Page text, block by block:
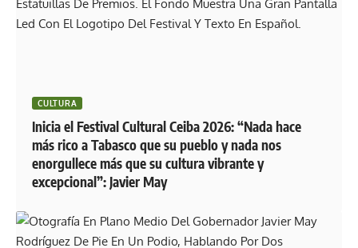
CULTURA
Inicia el Festival Cultural Ceiba 2026: “Nada hace
más rico a Tabasco que su pueblo y nada nos
enorgullece más que su cultura vibrante y
excepcional”: Javier May